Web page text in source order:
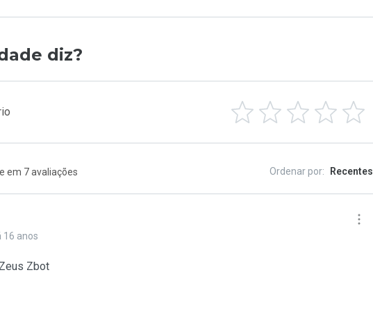
diz?
em 7 avaliações Ordenar por: Recentes
16 anos
Zbot